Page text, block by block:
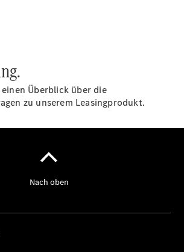
Überblick über die
zu unserem Leasingprodukt.